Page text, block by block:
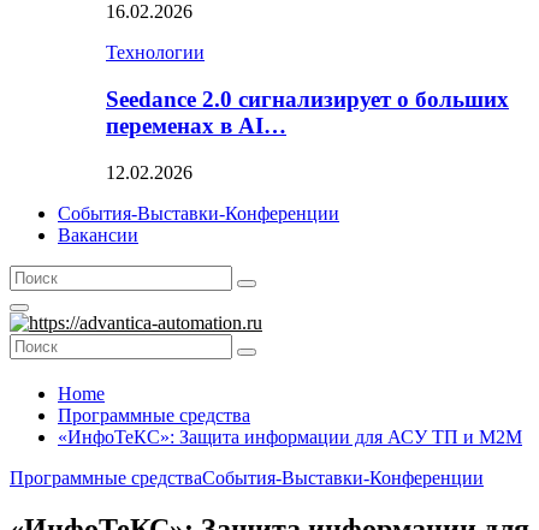
16.02.2026
Технологии
Seedance 2.0 сигнализирует о больших
переменах в AI…
12.02.2026
События-Выставки-Конференции
Вакансии
Search
for:
Search
Primary
Menu
Search
for:
Search
Home
Программные средства
«ИнфоТеКС»: Защита информации для АСУ ТП и М2М
Программные средстваСобытия-Выставки-Конференции